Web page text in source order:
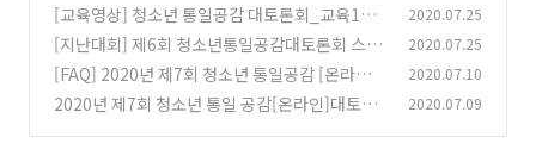
허경호(공동심사위원장경희대학교 교수) (0)
[교육영상] 청소년 통일공감 대토론회_교육1강_
박현선(민화협 통일교육위원장)
(0)
2020.07.25
[지난대회] 제6회 청소년통일공감대토론회 스케
치 영상 (0)
2020.07.25
[FAQ] 2020년 제7회 청소년 통일공감 [온라인]
대토론회 (0)
2020.07.10
2020년 제7회 청소년 통일 공감[온라인]대토론
2020.07.09